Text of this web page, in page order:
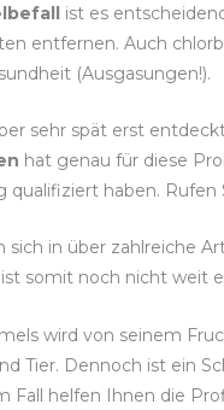
ist es
entfernen. Auch
(Ausgasungen!).
sehr spät erst
hat genau für diese
haben. Rufen
sich in über zahlreiche
somit noch nicht weit
wird von seinem
Tier. Dennoch ist ein
Fall helfen Ihnen die